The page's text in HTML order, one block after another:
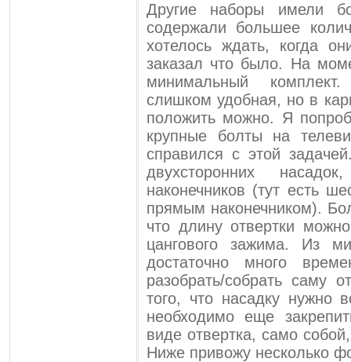
Другие наборы имели
содержали большее
хотелось ждать, когда
заказал что было. На
минимальный
слишком удобная, но в
положить можно. Я
крупные болты на
справился с этой
двухсторонних
наконечников (тут есть
прямым наконечником).
что длину отвертки
цангового зажима. Из
достаточно много
разобрать/собрать саму
того, что насадку нужно
необходимо еще
виде отвертка, само
Ниже привожу несколько